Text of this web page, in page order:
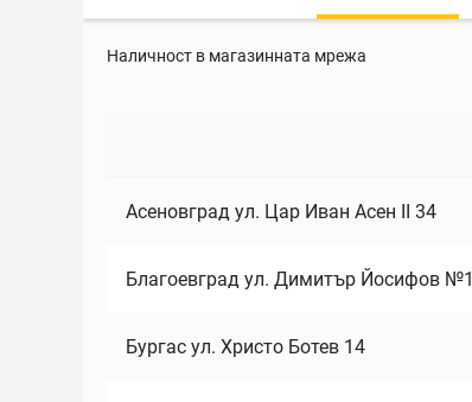
Наличност в магазинната мрежа
Асеновград ул. Цар Иван Асен II 34
Благоевград ул. Димитър Йосифов №1
Бургас ул. Христо Ботев 14